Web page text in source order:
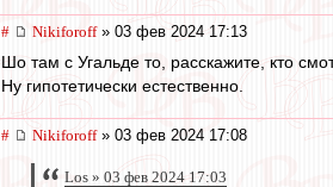
# Nikiforoff» 03 фев 2024 17:13
Шо там с Угальде то, расскажите, кто
Ну гипотетически естественно.
# Nikiforoff» 03 фев 2024 17:08
Los » 03 фев 2024 17:03